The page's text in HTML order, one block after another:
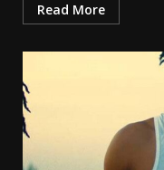
Read More